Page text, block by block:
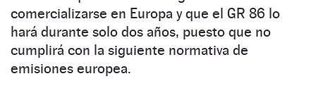
comercializarse en Europa y que el GR 86 lo
hará durante solo dos años, puesto que no
cumplirá con la siguiente normativa de
emisiones europea.